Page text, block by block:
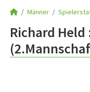
Männer
Richard Held